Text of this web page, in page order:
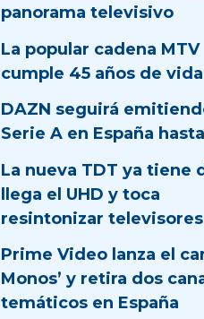
panorama televisivo
La popular cadena MTV
cumple 45 años de vida
DAZN seguirá
Serie A en España
La nueva TDT ya tiene
llega el UHD y toca
resintonizar televisores
Prime Video lanza el
Monos’ y retira dos
temáticos en España